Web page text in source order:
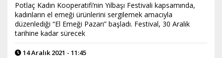
Potlaç Kadın Kooperatifi’nin Yılbaşı Festivali kapsamında,
kadınların el emeği ürünlerini sergilemek amacıyla
düzenlediği “El Emeği Pazarı” başladı. Festival, 30 Aralık
tarihine kadar sürecek
14 Aralık 2021 - 11:45